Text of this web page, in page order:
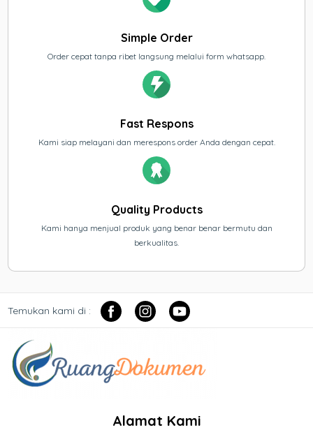
Simple Order
Order cepat tanpa ribet langsung melalui form whatsapp.
Fast Respons
Kami siap melayani dan merespons order Anda dengan cepat.
Quality Products
Kami hanya menjual produk yang benar benar bermutu dan
berkualitas.
Temukan kami di :
Alamat Kami